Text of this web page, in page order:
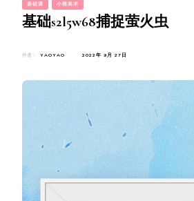
基础课 小熊美术
基础s2l5w68捕捉萤火虫
作者： YAOYAO 2022年 9月 27日